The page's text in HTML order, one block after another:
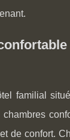
familial
de confort.